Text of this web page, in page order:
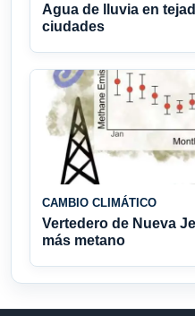
Agua de lluvia en
ciudades
CAMBIO CLIMÁTICO
Vertedero de Nueva
más metano